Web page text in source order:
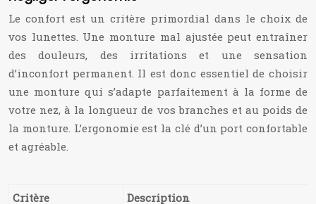
Le confort est un critère primordial dans le choix de
vos lunettes. Une monture mal ajustée peut entraîner
des douleurs, des irritations et une sensation
d’inconfort permanent. Il est donc essentiel de choisir
une monture qui s’adapte parfaitement à la forme de
votre nez, à la longueur de vos branches et au poids de
la monture. L’ergonomie est la clé d’un port confortable
et agréable.
Critère
Description